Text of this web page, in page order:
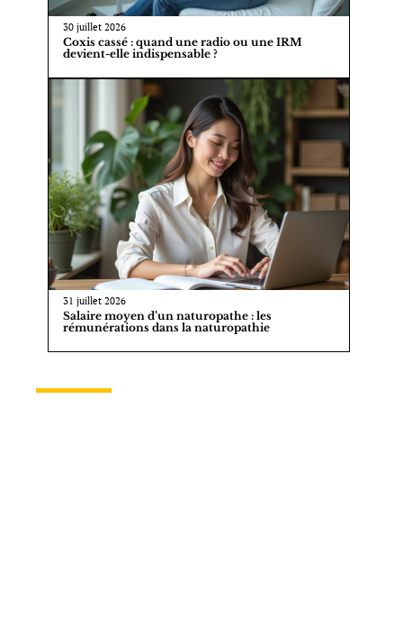
30 juillet 2026
Coxis cassé : quand une radio ou une IRM
devient-elle indispensable ?
31 juillet 2026
Salaire moyen d’un naturopathe : les
rémunérations dans la naturopathie